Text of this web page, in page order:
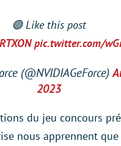
🟢 Like this post
pic.twitter.com/
(@NVIDIAGeForce)
2023
du jeu concours
nous apprennent que